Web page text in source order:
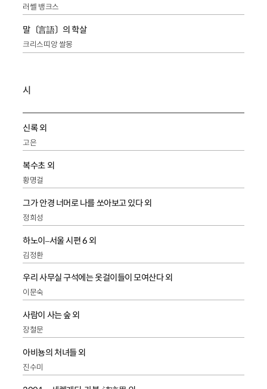
러쎌 뱅크스
말〔言語〕의 학살
크리스띠앙 쌀몽
시
신록 외
고은
복수초 외
황명걸
그가 안경 너머로 나를 쏘아보고 있다 외
정희성
하노이–서울 시편 6 외
김정환
우리 사무실 구석에는 옷걸이들이 모여산다 외
이문숙
사람이 사는 숲 외
장철문
아비뇽의 처녀들 외
진수미